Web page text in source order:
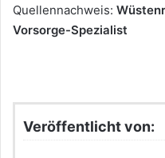
Quellennachweis:
Vorsorge-Spezialist
Veröffentlicht von: